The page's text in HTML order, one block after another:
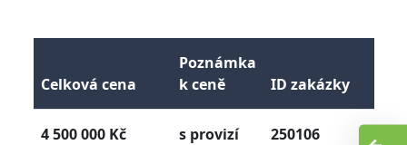
Celková cena
Poznámka
k ceně
ID zakázky
4 500 000 Kč
s provizí
250106